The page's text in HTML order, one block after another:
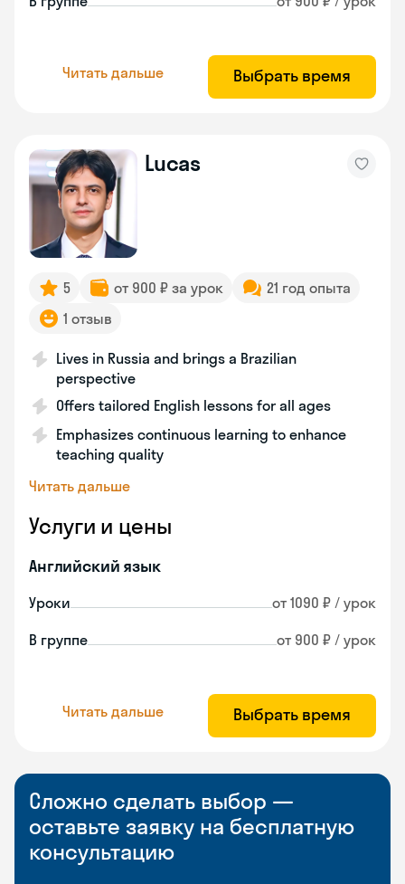
Читать дальше Выбрать время
Lucas
5 от 900 ₽ за урок
21 год опыта
1 отзыв
Lives in Russia and brings a Brazilian
perspective
Offers tailored English lessons for all ages
Emphasizes continuous learning to enhance
teaching quality
Читать дальше
Услуги и цены
Английский язык
Уроки от 1090 ₽ / урок
В группе от 900 ₽ / урок
Читать дальше Выбрать время
Сложно сделать выбор —
оставьте заявку на бесплатную
консультацию